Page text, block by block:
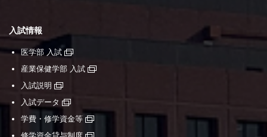
入試情報
医学部 入試
産業保健学部 入試
入試説明
入試データ
学費・修学資金等